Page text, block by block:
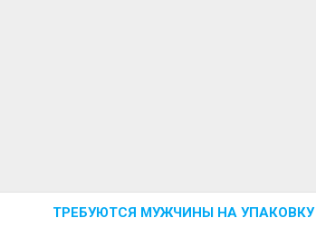
ТРЕБУЮТСЯ МУЖЧИНЫ НА УПАКОВКУ